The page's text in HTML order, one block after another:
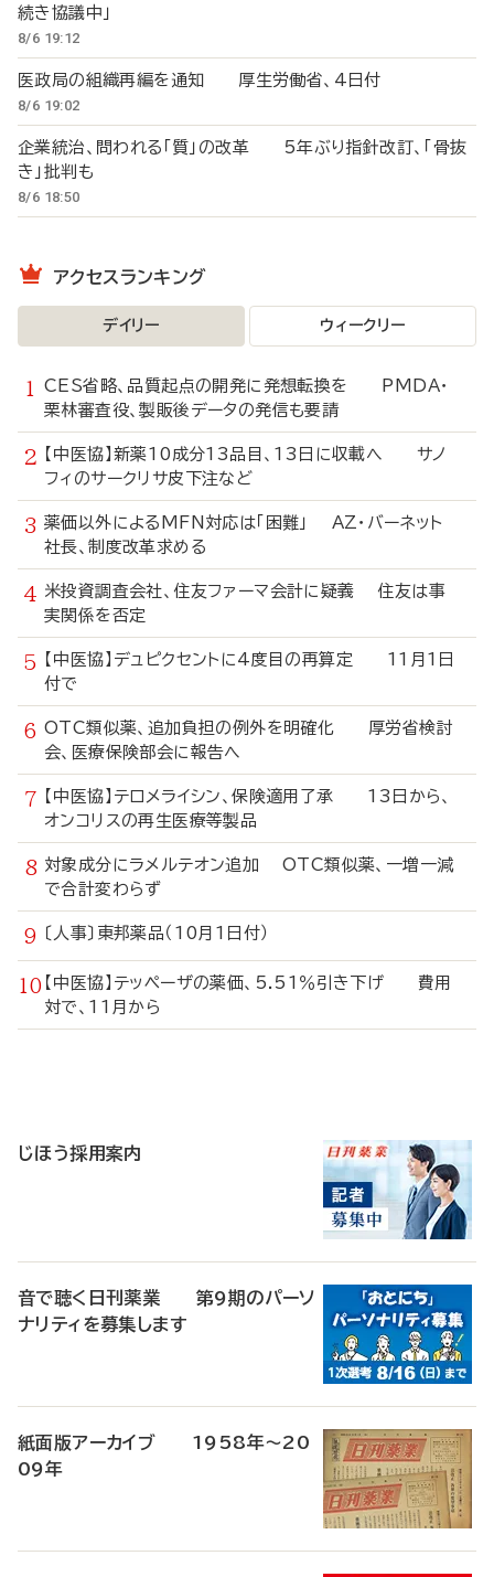
続き協議中」
8/6 19:12
医政局の組織再編を通知 厚生労働省、4日付
8/6 19:02
企業統治、問われる「質」の改革 5年ぶり指針改訂、「骨抜
き」批判も
8/6 18:50
アクセスランキング
デイリー ウィークリー
CES省略、品質起点の開発に発想転換を PMDA・
栗林審査役、製販後データの発信も要請
【中医協】新薬10成分13品目、13日に収載へ サノ
フィのサークリサ皮下注など
薬価以外によるMFN対応は「困難」 AZ・バーネット
社長、制度改革求める
米投資調査会社、住友ファーマ会計に疑義 住友は事
実関係を否定
【中医協】デュピクセントに4度目の再算定 11月1日
付で
OTC類似薬、追加負担の例外を明確化 厚労省検討
会、医療保険部会に報告へ
【中医協】テロメライシン、保険適用了承 13日から、
オンコリスの再生医療等製品
対象成分にラメルテオン追加 OTC類似薬、一増一減
で合計変わらず
〔人事〕東邦薬品（10月1日付）
【中医協】テッペーザの薬価、5.51％引き下げ 費用
対で、11月から
じほう採用案内
音で聴く日刊薬業 第9期のパーソ
ナリティを募集します
紙面版アーカイブ 1958年～20
09年